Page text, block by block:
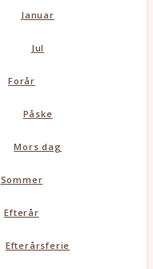
Januar
Jul
Forår
Påske
Mors dag
Sommer
Efterår
Efterårsferie